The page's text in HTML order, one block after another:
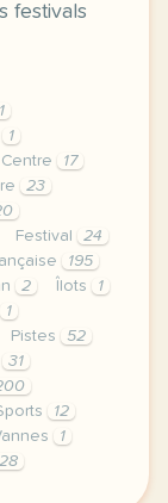
festivals
1
Centre
17
23
Festival
24
195
2 Îlots
1
1
Pistes
52
31
12
1
28
une priorite